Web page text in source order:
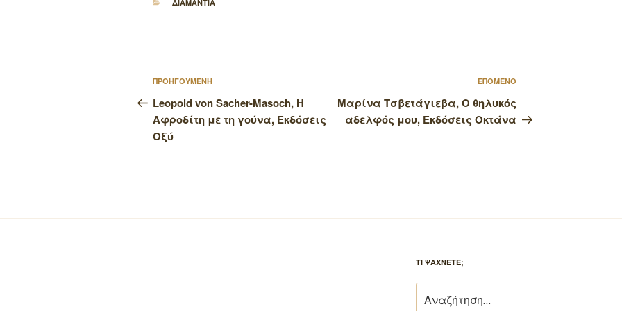
ΔΙΑΜΑΝΤΙΑ
Πλοήγηση
άρθρων
Προηγούμενο
άρθρο
ΠΡΟΗΓΟΥΜΕΝΗ
Leopold von Sacher-Masoch, Η
Αφροδίτη με τη γούνα, Εκδόσεις
Οξύ
ΕΠΟΜΕΝΟ
Μαρίνα Τσβετάγιεβα, Ο θηλυκός
αδελφός μου, Εκδόσεις Οκτάνα
ΤΙ ΨΑΧΝΕΤΕ;
για: